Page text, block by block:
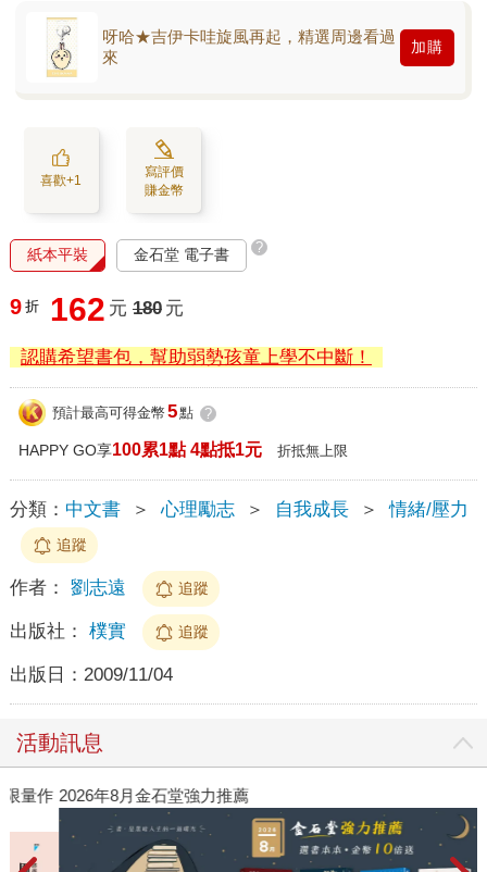
呀哈★吉伊卡哇旋風再起，精選周邊看過
來
加購
喜歡+1
寫評價
賺金幣
紙本平裝 金石堂 電子書 ?
9 折 162 元 180 元
認購希望書包，幫助弱勢孩童上學不中斷！
預計最高可得金幣 5點 ?
HAPPY GO享100累1點 4點抵1元 折抵無上限
分類： 中文書 ＞ 心理勵志 ＞ 自我成長 ＞ 情緒/壓力
追蹤
作者： 劉志遠 追蹤
出版社： 樸實 追蹤
出版日： 2009/11/04
活動訊息
2026年8月金石堂強力推薦